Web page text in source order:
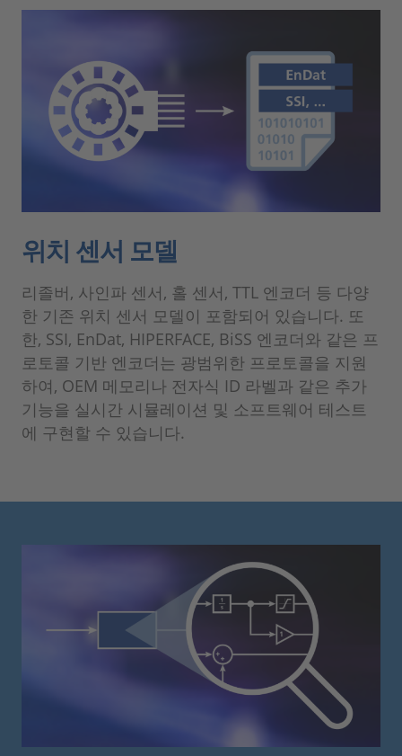
위치 센서 모델
리졸버, 사인파 센서, 홀 센서, TTL 엔코더 등 다양
한 기존 위치 센서 모델이 포함되어 있습니다. 또
한, SSI, EnDat, HIPERFACE, BiSS 엔코더와 같은 프
로토콜 기반 엔코더는 광범위한 프로토콜을 지원
하여, OEM 메모리나 전자식 ID 라벨과 같은 추가
기능을 실시간 시뮬레이션 및 소프트웨어 테스트
에 구현할 수 있습니다.